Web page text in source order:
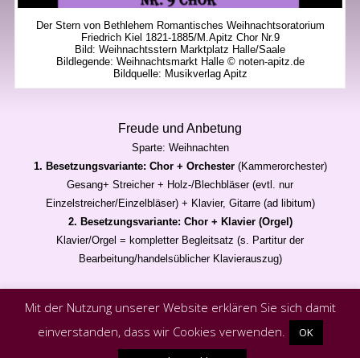
Der Stern von Bethlehem Romantisches Weihnachtsoratorium
Friedrich Kiel 1821-1885/M.Apitz Chor Nr.9
Bild: Weihnachtsstern Marktplatz Halle/Saale
Bildlegende: Weihnachtsmarkt Halle © noten-apitz.de
Bildquelle: Musikverlag Apitz
Freude und Anbetung
Sparte: Weihnachten
1. Besetzungsvariante: Chor + Orchester(Kammerorchester)
Gesang+ Streicher + Holz-/Blechbläser (evtl. nur
Einzelstreicher/Einzelbläser) + Klavier, Gitarre (ad libitum)
2. Besetzungsvariante: Chor + Klavier (Orgel)
Klavier/Orgel = kompletter Begleitsatz (s. Partitur der
Bearbeitung/handelsüblicher Klavierauszug)
Bizzboss WordPress Theme
Mit der Nutzung unserer Website erklären Sie sich damit
einverstanden, dass wir Cookies verwenden.
OK